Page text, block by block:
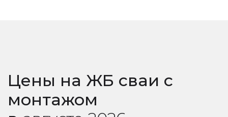
Цены на ЖБ сваи с
монтажом